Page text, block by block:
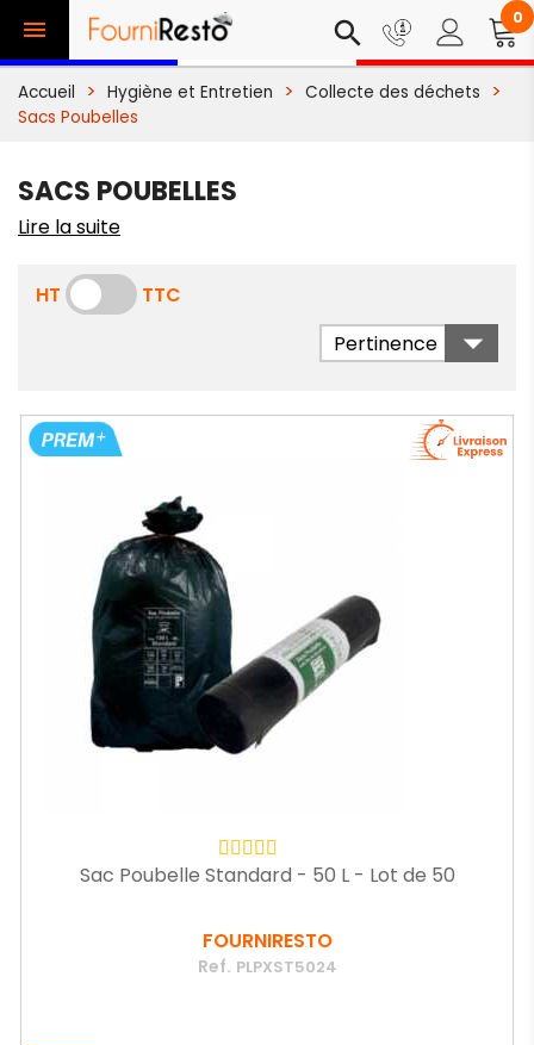
 search 0
Accueil Hygiène et Entretien
Collecte des déchets
Sacs Poubelles
SACS POUBELLES
Lire la suite
HT
TTC
Pertinence

Sac Poubelle Standard - 50 L - Lot de 50
FOURNIRESTO
Ref. PLPXST5024